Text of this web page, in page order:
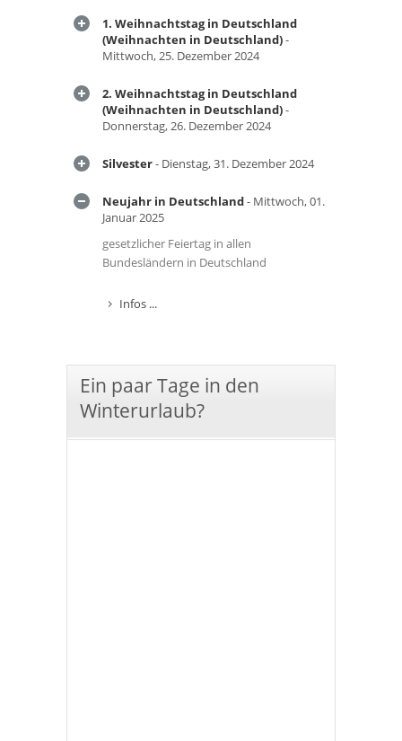
1. Weihnachtstag in Deutschland
(Weihnachten in Deutschland)-
Mittwoch, 25. Dezember 2024
2. Weihnachtstag in Deutschland
(Weihnachten in Deutschland)-
Donnerstag, 26. Dezember 2024
Silvester- Dienstag, 31. Dezember 2024
Neujahr in Deutschland- Mittwoch, 01.
Januar 2025
gesetzlicher Feiertag in allen
Bundesländern in Deutschland
Infos ...
Ein paar Tage in den
Winterurlaub?